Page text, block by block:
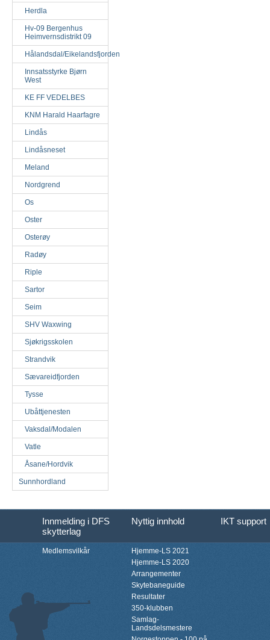
Herdla
Hv-09 Bergenhus
Heimvernsdistrikt 09
Hålandsdal/Eikelandsfjorden
Innsatsstyrke Bjørn
West
KE FF VEDELBES
KNM Harald Haarfagre
Lindås
Lindåsneset
Meland
Nordgrend
Os
Oster
Osterøy
Radøy
Riple
Sartor
Seim
SHV Waxwing
Sjøkrigsskolen
Strandvik
Sævareidfjorden
Tysse
Ubåttjenesten
Vaksdal/Modalen
Vatle
Åsane/Hordvik
Sunnhordland
Innmelding i DFS
skytterlag
Nyttig innhold IKT support
Medlemsvilkår
Hjemme-LS 2021
Hjemme-LS 2020
Arrangementer
Skytebaneguide
Resultater
350-klubben
Samlag-
Landsdelsmestere